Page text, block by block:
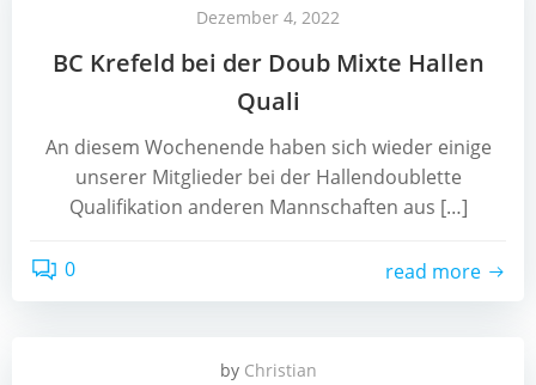
Dezember 4, 2022
BC Krefeld bei der Doub Mixte Hallen
Quali
An diesem Wochenende haben sich wieder einige
unserer Mitglieder bei der Hallendoublette
Qualifikation anderen Mannschaften aus […]
0 read more
by Christian